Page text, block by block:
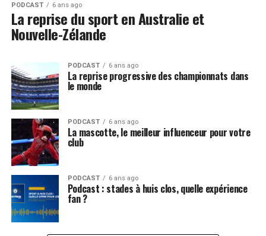
PODCAST 6 ans ago
La reprise du sport en Australie et
Nouvelle-Zélande
PODCAST 6 ans ago
La reprise progressive des championnats dans
le monde
PODCAST 6 ans ago
La mascotte, le meilleur influenceur pour votre
club
PODCAST 6 ans ago
Podcast : stades à huis clos, quelle expérience
fan ?